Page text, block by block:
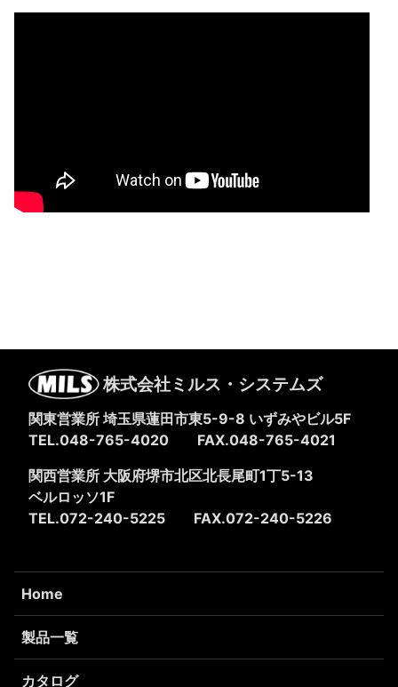
株式会社ミルス・システムズ
関東営業所 埼玉県蓮田市東5-9-8 いずみやビル5F
TEL.048-765-4020
FAX.048-765-4021
関西営業所 大阪府堺市北区北長尾町1丁5-13
ベルロッソ1F
TEL.072-240-5225
FAX.072-240-5226
Home
製品一覧
カタログ